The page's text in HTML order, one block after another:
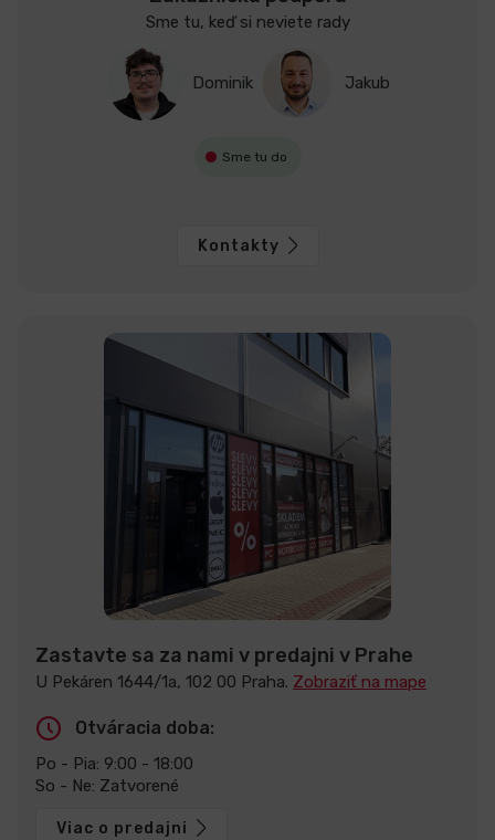
Sme tu, keď si neviete rady
Dominik Jakub
Sme tu do
Kontakty
Zastavte sa za nami v predajni v Prahe
U Pekáren 1644/1a, 102 00 Praha. Zobraziť na mape
Otváracia doba:
Po - Pia: 9:00 - 18:00
So - Ne: Zatvorené
Viac o predajni